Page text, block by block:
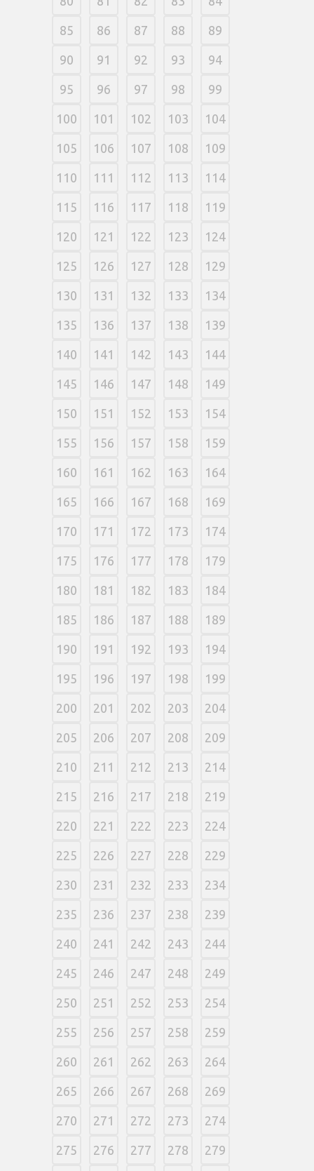
85 86 87 88 89
90 91 92 93 94
95 96 97 98 99
100 101 102 103 104
105 106 107 108 109
110 111 112 113 114
115 116 117 118 119
120 121 122 123 124
125 126 127 128 129
130 131 132 133 134
135 136 137 138 139
140 141 142 143 144
145 146 147 148 149
150 151 152 153 154
155 156 157 158 159
160 161 162 163 164
165 166 167 168 169
170 171 172 173 174
175 176 177 178 179
180 181 182 183 184
185 186 187 188 189
190 191 192 193 194
195 196 197 198 199
200 201 202 203 204
205 206 207 208 209
210 211 212 213 214
215 216 217 218 219
220 221 222 223 224
225 226 227 228 229
230 231 232 233 234
235 236 237 238 239
240 241 242 243 244
245 246 247 248 249
250 251 252 253 254
255 256 257 258 259
260 261 262 263 264
265 266 267 268 269
270 271 272 273 274
275 276 277 278 279